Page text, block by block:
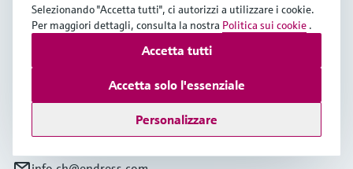
Maggiori informazioni
Endress+Hauser (Schweiz) AG
Selezionando "Accetta tutti", ci autorizzi a utilizzare i cookie.
Per maggiori dettagli, consulta la nostra Politica sui cookie .
Personalizzare
Accetta solo l'essenziale
Accetta tutti